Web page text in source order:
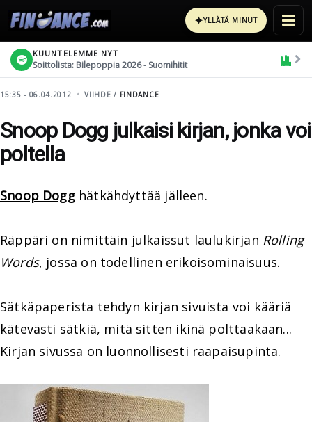
✦YLLÄTÄ MINUT
KUUNTELEMME NYT
Soittolista: Bilepoppia 2026 - Suomihitit
15:35 - 06.04.2012 VIIHDE / FINDANCE
Snoop Dogg julkaisi kirjan, jonka voi
poltella
Snoop Dogghätkähdyttää jälleen.
Räppäri on nimittäin julkaissut laulukirjan Rolling
Words, jossa on todellinen erikoisominaisuus.
Sätkäpaperista tehdyn kirjan sivuista voi kääriä
kätevästi sätkiä, mitä sitten ikinä polttaakaan...
Kirjan sivussa on luonnollisesti raapaisupinta.